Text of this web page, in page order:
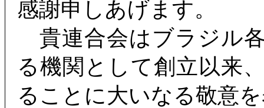
感謝申しあげます。
貴連合会はブラジル
る機関として創立以来
ることに大いなる敬意